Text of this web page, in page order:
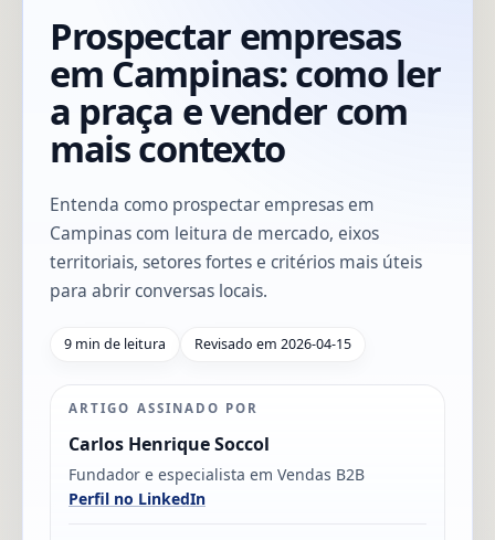
Prospectar empresas
em Campinas: como ler
a praça e vender com
mais contexto
Entenda como prospectar empresas em
Campinas com leitura de mercado, eixos
territoriais, setores fortes e critérios mais úteis
para abrir conversas locais.
9 min de leitura Revisado em 2026-04-15
ARTIGO ASSINADO POR
Carlos Henrique Soccol
Fundador e especialista em Vendas B2B
Perfil no LinkedIn